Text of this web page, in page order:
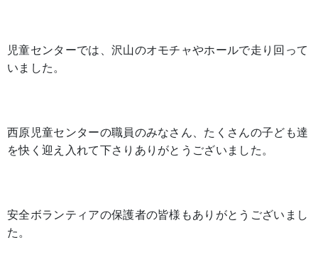
児童センターでは、沢山のオモチャやホールで走り回って
いました。
西原児童センターの職員のみなさん、たくさんの子ども達
を快く迎え入れて下さりありがとうございました。
安全ボランティアの保護者の皆様もありがとうございまし
た。